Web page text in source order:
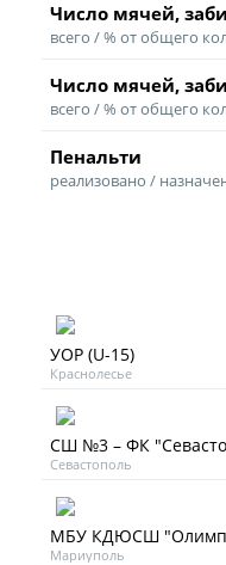
Число мячей,
всего / % от общего
Число мячей,
всего / % от общего
Пенальти
реализовано /
УОР (U-15)
Краснолесье
СШ №3 – ФК
Севастополь
МБУ КДЮСШ
Мариуполь